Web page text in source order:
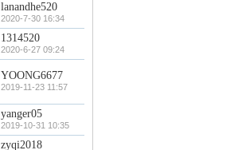
lanandhe520
2020-7-30 16:34
1314520
2020-6-27 09:24
YOONG6677
2019-11-23 11:57
yanger05
2019-10-31 10:35
zyqi2018